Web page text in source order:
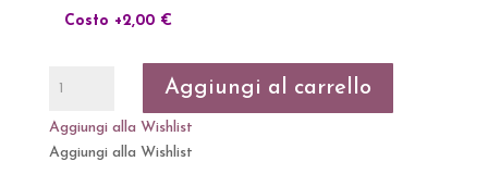
Costo +2,00 €
ceramica
satinata
Aggiungi al carrello
Aggiungi alla Wishlist
Aggiungi alla Wishlist